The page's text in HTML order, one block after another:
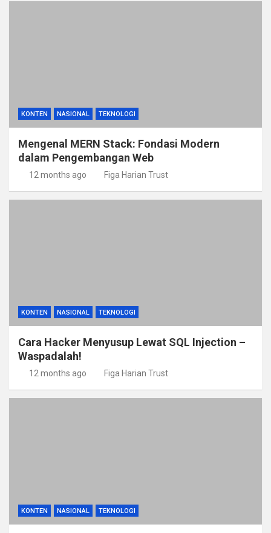
KONTEN NASIONAL TEKNOLOGI
Mengenal MERN Stack: Fondasi Modern
dalam Pengembangan Web
12 months ago Figa Harian Trust
KONTEN NASIONAL TEKNOLOGI
Cara Hacker Menyusup Lewat SQL Injection –
Waspadalah!
12 months ago Figa Harian Trust
KONTEN NASIONAL TEKNOLOGI